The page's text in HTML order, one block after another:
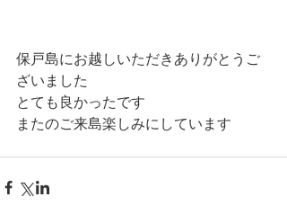
保戸島にお越しいただきありがとうご
ざいました
とても良かったです
またのご来島楽しみにしています